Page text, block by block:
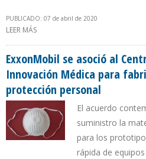
PUBLICADO: 07 de abril de 2020
LEER MÁS
ExxonMobil se asoció al
Innovación Médica para
protección personal
El acuerdo
suministro la
para los
rápida de